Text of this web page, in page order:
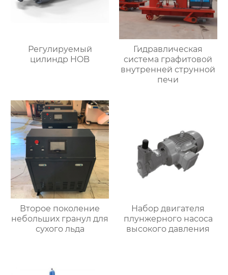
Регулируемый
цилиндр HOB
Гидравлическая
система графитовой
внутренней струнной
печи
Второе поколение
небольших гранул для
сухого льда
Набор двигателя
плунжерного насоса
высокого давления